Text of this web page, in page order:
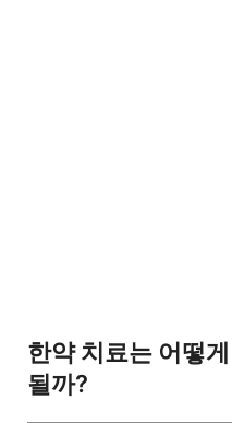
한약 치료는 어떻
될까?